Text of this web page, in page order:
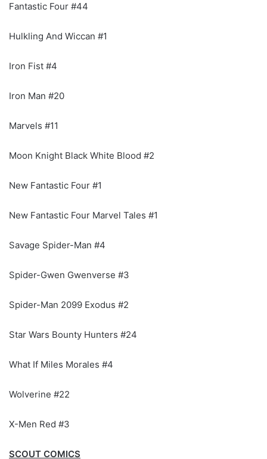
Fantastic Four #44
Hulkling And Wiccan #1
Iron Fist #4
Iron Man #20
Marvels #11
Moon Knight Black White Blood #2
New Fantastic Four #1
New Fantastic Four Marvel Tales #1
Savage Spider-Man #4
Spider-Gwen Gwenverse #3
Spider-Man 2099 Exodus #2
Star Wars Bounty Hunters #24
What If Miles Morales #4
Wolverine #22
X-Men Red #3
SCOUT COMICS